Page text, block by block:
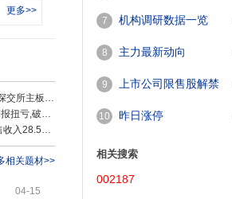
百货龙
资产总额
更多>>
商旅投资集团有限公司“大商贸”产业核心企业
革,粤港自贸,电商概念,黄金概念,创投
，利润2.15亿 ，占比22.37% ，毛利率95.55%
相关题材>>
04-15
7 机构调研数据一览
8 主力最新动向
9 上市公司限售股解禁
一览
10 昨日涨停
相关搜索
002187